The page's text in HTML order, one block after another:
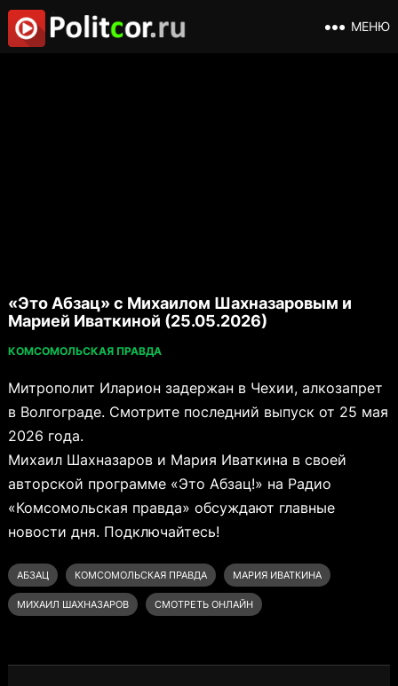
МЕНЮ
«Это Абзац» с Михаилом Шахназаровым и
Марией Иваткиной (25.05.2026)
КОМСОМОЛЬСКАЯ ПРАВДА
Митрополит Иларион задержан в Чехии, алкозапрет
в Волгограде. Смотрите последний выпуск от 25 мая
2026 года.
Михаил Шахназаров и Мария Иваткина в своей
авторской программе «Это Абзац!» на Радио
«Комсомольская правда» обсуждают главные
новости дня. Подключайтесь!
АБЗАЦ КОМСОМОЛЬСКАЯ ПРАВДА МАРИЯ ИВАТКИНА
МИХАИЛ ШАХНАЗАРОВ СМОТРЕТЬ ОНЛАЙН